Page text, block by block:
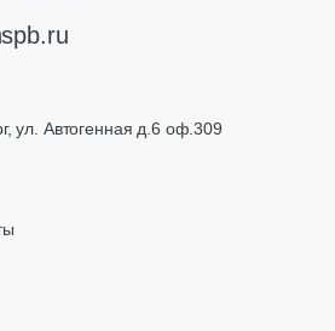
ул. Автогенная д.6 оф.309